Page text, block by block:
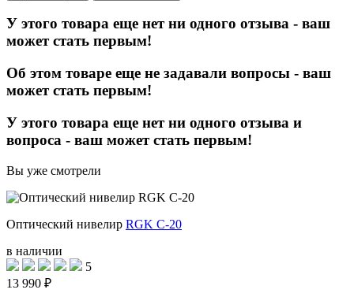
У этого товара еще нет ни одного отзыва - ваш
может стать первым!
Об этом товаре еще не задавали вопросы - ваш
может стать первым!
У этого товара еще нет ни одного отзыва и
вопроса - ваш может стать первым!
Вы уже смотрели
Оптический нивелир RGK C-20
в наличии
5
13 990 ₽